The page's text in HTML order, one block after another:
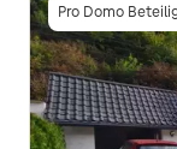
Pro Domo